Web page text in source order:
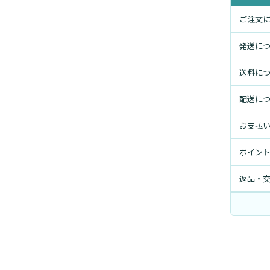
ご注文
発送に
送料に
配送に
お支払
ポイン
返品・